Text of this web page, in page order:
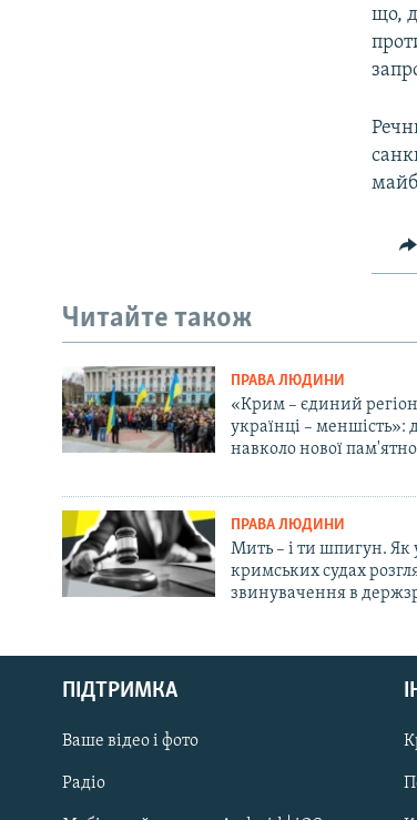
Русский
Qırımtatar
ДОЛУЧАЙСЯ!
що,
Читайте також
ПРАВА ЛЮДИНИ
«Крим – єдиний
українці – меншість»:
навколо нової
ПРАВА ЛЮДИНИ
Мить – і ти шпигун. Як
кримських судах
звинувачення в
ПІДТРИМКА
Ваше відео і фото
Радіо